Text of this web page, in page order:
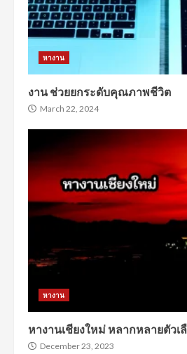
หางาน
งาน ช่วยยกระดับคุณภาพชีวิต
March 22, 2024
หางาน
หางานเชียงใหม่ หลากหลายตัว
December 23, 2023